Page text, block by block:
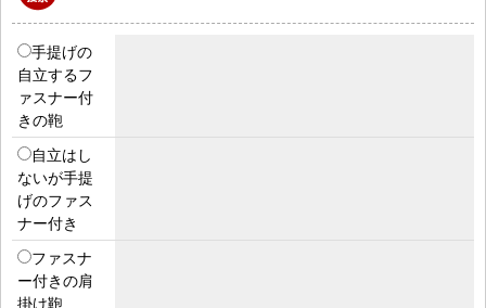
手提げの
自立するフ
ァスナー付
きの鞄
自立はし
ないが手提
げのファス
ナー付き
ファスナ
ー付きの肩
掛け鞄